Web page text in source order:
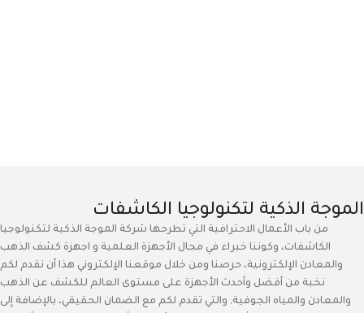
الموجة الذكية لتكنولوجيا الكاشفات
من باب الأعمال الاحترافية التي تطرحها شركة الموجة الذكية لتكنولوجيا
الكاشفات، وكوننا خبراء في مجال الأجهزة العلمية و اجهزة كشف الذهب
والمعادن الإلكترونية، حرصنا ومن خلال موقعنا الإلكتروني هذا أن نقدم لكم
نخبة من أفضل وأحدث الأجهزة على مستوى العالم للكشف عن الذهب
والمعادن والمياه الجوفية, والتي تقدم لكم مع الضمان الحقيقي، بالإضافة إلى